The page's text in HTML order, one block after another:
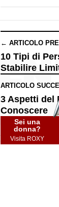
← ARTICOLO
10 Tipi di
Stabilire
ARTICOLO
3 Aspetti del
Conoscere
Sei una
donna?
Visita ROXY